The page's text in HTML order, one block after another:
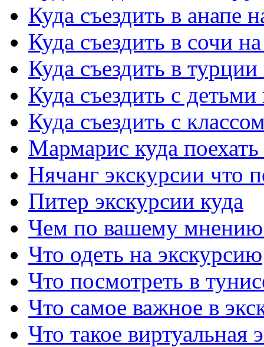
Куда съездить в анапе
Куда съездить в сочи
Куда съездить в
Куда съездить с
Куда съездить с
Мармарис куда
Нячанг экскурсии что
Питер экскурсии куда
Чем по вашему мнению
Что одеть на экскурсию
Что посмотреть в
Что самое важное в
Что такое виртуальная